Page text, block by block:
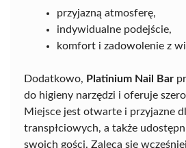
przyjazną atmosferę,
indywidualne podejście,
komfort i zadowolenie z
Dodatkowo, Platinium Nail Bar
do higieny narzędzi i oferuje
Miejsce jest otwarte i przyjazne
transpłciowych, a także
swoich gości. Zaleca się